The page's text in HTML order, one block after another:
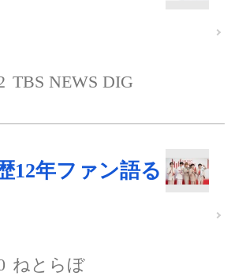
TBS NEWS DIG
12年ファン語る
ねとらぼ